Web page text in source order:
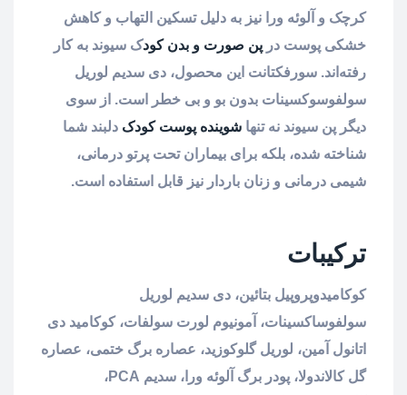
کرچک و آلوئه ورا نیز به دلیل تسکین التهاب و کاهش
خشکی پوست در پن صورت و بدن کودک سیوند به کار
رفته‌اند. سورفکتانت این محصول، دی سدیم لوریل
سولفوسوکسینات بدون بو و بی خطر است. از سوی
دیگر پن سیوند نه تنها شوینده پوست کودک دلبند شما
شناخته شده، بلکه برای بیماران تحت پرتو درمانی،
شیمی درمانی و زنان باردار نیز قابل استفاده است.
ترکیبات
کوکامیدوپروپیل بتائین، دی سدیم لوریل
سولفوساکسینات، آمونیوم لورت سولفات، کوکامید دی
اتانول آمین، لوریل گلوکوزید، عصاره برگ ختمی، عصاره
گل کالاندولا، پودر برگ آلوئه ورا، سدیم PCA،